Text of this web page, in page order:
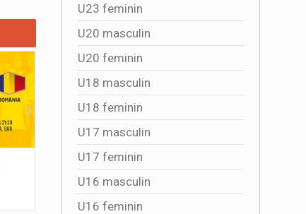
România scrie istorie! Victorie uriasa cu
Grecia- 73-66- în calificarile pentru Cupa
Mondiala
2026-07-05 10:37:27
U23 feminin
U20 masculin
U20 feminin
U18 masculin
U18 feminin
U17 masculin
U17 feminin
U16 masculin
U16 feminin